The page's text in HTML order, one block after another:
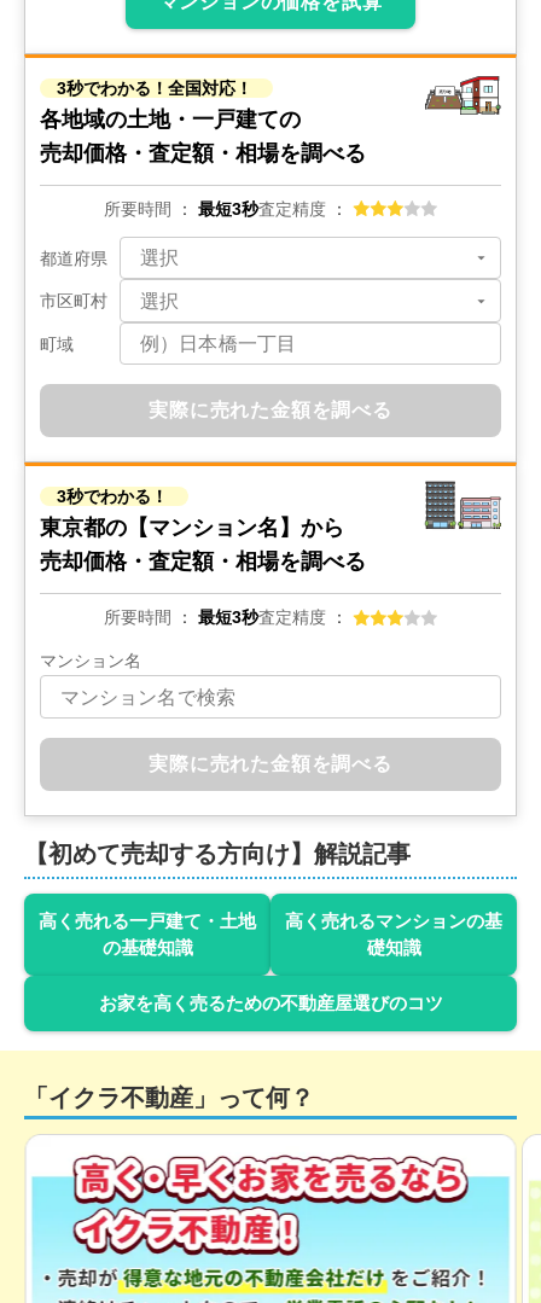
クラウン築地
階数:5階
4,600万円
10 階
2,300万円
ラフィネ東銀座
階数:5階
4,000万円
ライオンズマンション鉄砲洲第3
階数:9階 専有面積:44㎡
2,700万円
葛西パークサイドハイツ
階数:6階 専有面積:60㎡
3,900万円
秀和日本橋箱崎レジデンス
2,600 2016年11月
宇喜田ホームズ
階数:5階 専有面積:70㎡
3秒でわかる！全国対応！
各地域の土地・一戸建ての
売却価格・査定額・相場を調べる
所要時間 最短3秒査定精度
都道府県
市区町村
町域
実際に売れた金額を調べる
3秒でわかる！
東京都の 【マンション名】から
売却価格・査定額・相場を調べる
所要時間 最短3秒査定精度
マンション名
実際に売れた金額を調べる
【初めて売却する方向け】解説記事
高く売れる一戸建て・土地
の基礎知識
高く売れるマンションの基
礎知識
お家を高く売るための不動産屋選びのコツ
「イクラ不動産」って何？